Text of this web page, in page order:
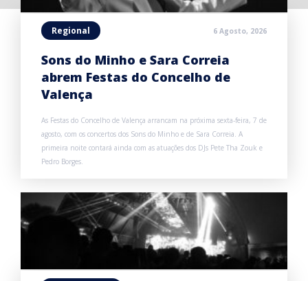
Regional 6 Agosto, 2026
Sons do Minho e Sara Correia
abrem Festas do Concelho de
Valença
As Festas do Concelho de Valença arrancam na próxima sexta-feira, 7 de
agosto, com os concertos dos Sons do Minho e de Sara Correia. A
primeira noite contará ainda com as atuações dos DJs Pete Tha Zouk e
Pedro Borges.